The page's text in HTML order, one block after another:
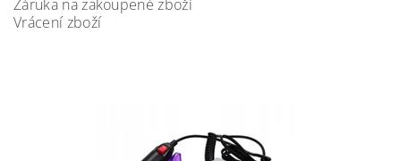
Záruka na zakoupené zboží
Vrácení zboží